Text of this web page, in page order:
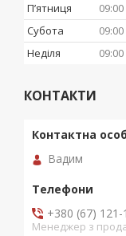
Пʼятниця
09:00
Субота
09:00
Неділя
09:00
КОНТАКТИ
Вадим
+380 (67) 121-
Менеджер з